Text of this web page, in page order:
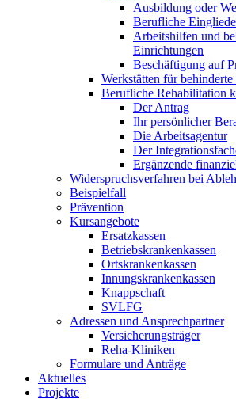
Ausbildung oder
Berufliche
Arbeitshilfen und
Einrichtungen
Beschäftigung auf
Werkstätten für behinderte
Berufliche Rehabilitation
Der Antrag
Ihr persönlicher
Die Arbeitsagentur
Der
Ergänzende
Widerspruchsverfahren bei
Beispielfall
Prävention
Kursangebote
Ersatzkassen
Betriebskrankenkassen
Ortskrankenkassen
Innungskrankenkassen
Knappschaft
SVLFG
Adressen und Ansprechpartner
Versicherungsträger
Reha-Kliniken
Formulare und Anträge
Aktuelles
Projekte